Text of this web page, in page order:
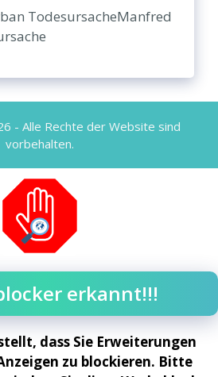
Manfred
- Alle Rechte der Website sind
vorbehalten.
erkannt!!!
dass Sie Erweiterungen
zu blockieren. Bitte